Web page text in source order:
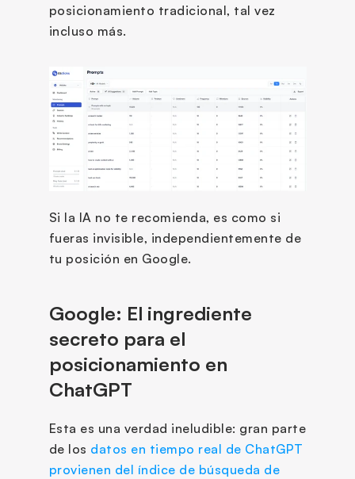
posicionamiento tradicional, tal vez
incluso más.
Si la IA no te recomienda, es como si
fueras invisible, independientemente de
tu posición en Google.
Google: El ingrediente
secreto para el
posicionamiento en
ChatGPT
Esta es una verdad ineludible: gran parte
de los datos en tiempo real de ChatGPT
provienen del índice de búsqueda de